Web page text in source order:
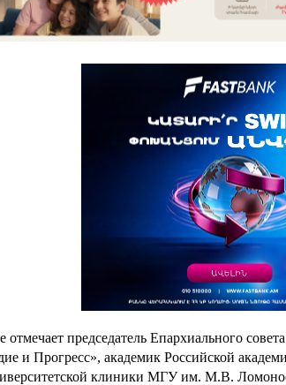
отмечает председатель Епархиального
и Прогресс», академик Российской
клиники МГУ им. М.В.